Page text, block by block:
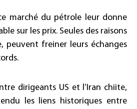
marché du pétrole leur donne
sur les prix. Seules des raisons
peuvent freiner leurs échanges
dirigeants US et l’Iran chiite,
les liens historiques entre